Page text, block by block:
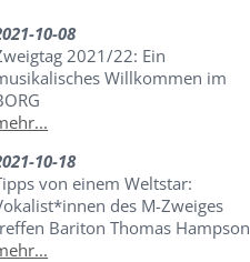
10-08
2021/22: Ein
Willkommen im
10-18
von einem Weltstar:
des M-Zweiges
Bariton Thomas Hampson